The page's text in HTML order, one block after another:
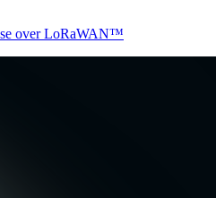
over LoRaWAN™